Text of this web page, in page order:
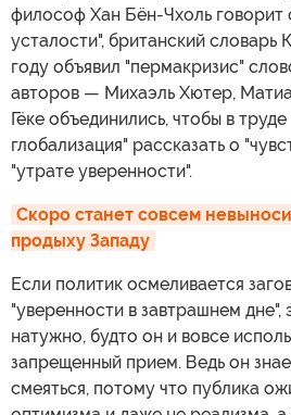
философ Хан Бён-Чхоль говорит
усталости", британский словарь
году объявил "пермакризис"
авторов — Михаэль Хютер,
Гёке объединились, чтобы в
глобализация" рассказать о
"утрате уверенности".
Скоро станет совсем
продыху Западу
Если политик осмеливается
"уверенности в завтрашнем дне",
натужно, будто он и вовсе
запрещенный прием. Ведь он
смеяться, потому что публика